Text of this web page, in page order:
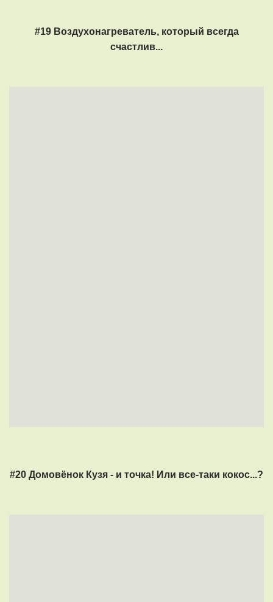
#19 Воздухонагреватель, который всегда
счастлив...
#20 Домовёнок Кузя - и точка! Или все-таки кокос...?